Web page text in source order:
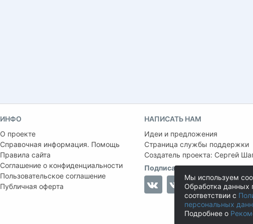
ИНФО
О проекте
Справочная информация. Помощь
Правила сайта
Соглашение о конфиденциальности
Пользовательское соглашение
Публичная оферта
НАПИСАТЬ НАМ
Идеи и предложения
Страница службы поддержки
Создатель проекта: Сергей
Подписаться на нас
Мы используем
Обработка данных
соответствии с
персональных
Подробнее о